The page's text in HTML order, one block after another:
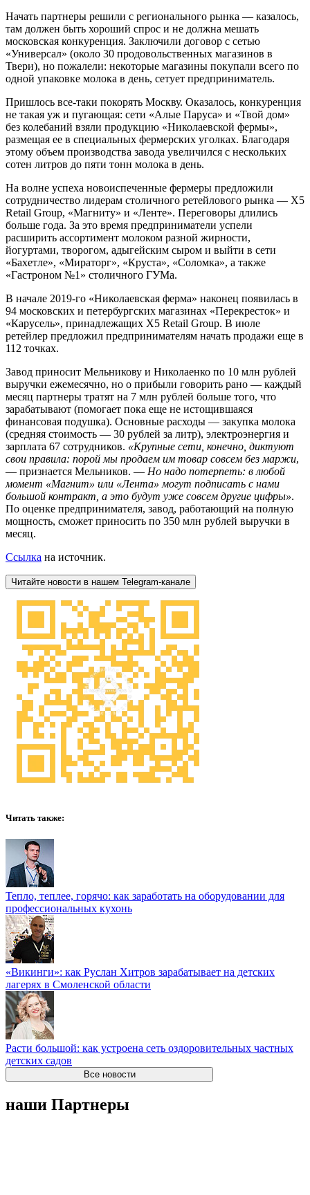
Начать партнеры решили с регионального рынка — казалось,
там должен быть хороший спрос и не должна мешать
московская конкуренция. Заключили договор с сетью
«Универсал» (около 30 продовольственных магазинов в
Твери), но пожалели: некоторые магазины покупали всего по
одной упаковке молока в день, сетует предприниматель.
Пришлось все-таки покорять Москву. Оказалось, конкуренция
не такая уж и пугающая: сети «Алые Паруса» и «Твой дом»
без колебаний взяли продукцию «Николаевской фермы»,
размещая ее в специальных фермерских уголках. Благодаря
этому объем производства завода увеличился с нескольких
сотен литров до пяти тонн молока в день.
На волне успеха новоиспеченные фермеры предложили
сотрудничество лидерам столичного ретейлового рынка — X5
Retail Group, «Магниту» и «Ленте». Переговоры длились
больше года. За это время предприниматели успели
расширить ассортимент молоком разной жирности,
йогуртами, творогом, адыгейским сыром и выйти в сети
«Бахетле», «Мираторг», «Круста», «Соломка», а также
«Гастроном №1» столичного ГУМа.
В начале 2019-го «Николаевская ферма» наконец появилась в
94 московских и петербургских магазинах «Перекресток» и
«Карусель», принадлежащих X5 Retail Group. В июле
ретейлер предложил предпринимателям начать продажи еще в
112 точках.
Завод приносит Мельникову и Николаенко по 10 млн рублей
выручки ежемесячно, но о прибыли говорить рано — каждый
месяц партнеры тратят на 7 млн рублей больше того, что
зарабатывают (помогает пока еще не истощившаяся
финансовая подушка). Основные расходы — закупка молока
(средняя стоимость — 30 рублей за литр), электроэнергия и
зарплата 67 сотрудников. «Крупные сети, конечно, диктуют
свои правила: порой мы продаем им товар совсем без маржи,
— признается Мельников. — Но надо потерпеть: в любой
момент «Магнит» или «Лента» могут подписать с нами
большой контракт, а это будут уже совсем другие цифры».
По оценке предпринимателя, завод, работающий на полную
мощность, сможет приносить по 350 млн рублей выручки в
месяц.
Ссылка на источник.
Читайте новости в нашем Telegram-канале
Читать также:
Тепло, теплее, горячо: как заработать на оборудовании для
профессиональных кухонь
«Викинги»: как Руслан Хитров зарабатывает на детских
лагерях в Смоленской области
Расти большой: как устроена сеть оздоровительных частных
детских садов
Все новости
наши Партнеры